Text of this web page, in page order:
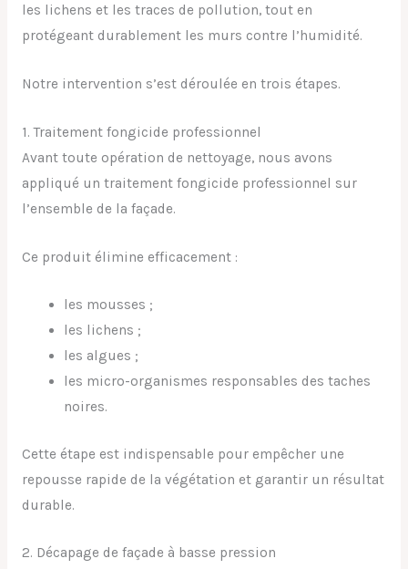
les lichens et les traces de pollution, tout en
protégeant durablement les murs contre l’humidité.
Notre intervention s’est déroulée en trois étapes.
1. Traitement fongicide professionnel
Avant toute opération de nettoyage, nous avons
appliqué un traitement fongicide professionnel sur
l’ensemble de la façade.
Ce produit élimine efficacement :
les mousses ;
les lichens ;
les algues ;
les micro-organismes responsables des taches
noires.
Cette étape est indispensable pour empêcher une
repousse rapide de la végétation et garantir un résultat
durable.
2. Décapage de façade à basse pression